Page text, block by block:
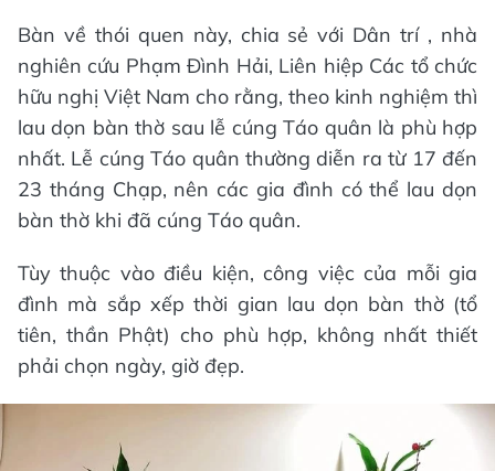
Bàn về thói quen này, chia sẻ với Dân trí , nhà
nghiên cứu Phạm Đình Hải, Liên hiệp Các tổ chức
hữu nghị Việt Nam cho rằng, theo kinh nghiệm thì
lau dọn bàn thờ sau lễ cúng Táo quân là phù hợp
nhất. Lễ cúng Táo quân thường diễn ra từ 17 đến
23 tháng Chạp, nên các gia đình có thể lau dọn
bàn thờ khi đã cúng Táo quân.
Tùy thuộc vào điều kiện, công việc của mỗi gia
đình mà sắp xếp thời gian lau dọn bàn thờ (tổ
tiên, thần Phật) cho phù hợp, không nhất thiết
phải chọn ngày, giờ đẹp.